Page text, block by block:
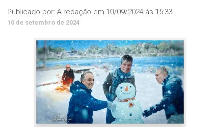
Publicado por: A redação em 10/09/2024 às 15:33
10 de setembro de 2024